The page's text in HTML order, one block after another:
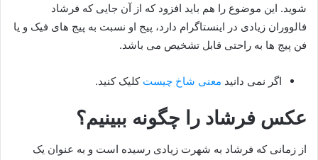
شوید. این موضوع را هم باید افزود که از آن جایی که فرشاد
فالووران زیادی در اینستاگرام دارد، پیج او نسبت به پیج های فیک و یا
فن پیج ها به راحتی قابل تشخیص می باشد.
اگر نمی دانید معنی شاخ چیست کلیک کنید.
عکس فرشاد را چگونه ببینیم؟
از زمانی که فرشاد به شهرت زیادی رسیده است و به عنوان یک